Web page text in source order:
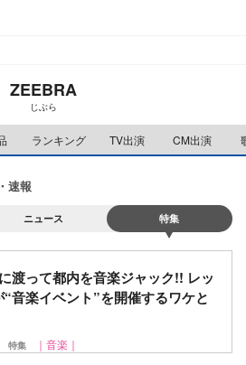
ZEEBRA
じぶら
ランキング TV出演 CM出演
速報
ニュース 特集
渡って都内を音楽ジャック!! レッ
“音楽イベント”を開催するワケと
特集 ｜音楽｜